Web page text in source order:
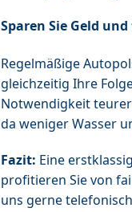
Sparen Sie Geld
Regelmäßige
gleichzeitig Ihre
Notwendigkeit
da weniger Wasser
Fazit: Eine
profitieren Sie von
uns gerne